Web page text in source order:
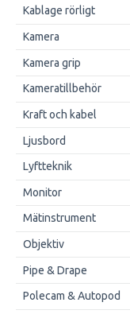
Kablage rörligt
Kamera
Kamera grip
Kameratillbehör
Kraft och kabel
Ljusbord
Lyftteknik
Monitor
Mätinstrument
Objektiv
Pipe & Drape
Polecam & Autopod